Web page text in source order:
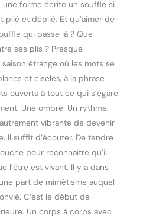
une forme écrite un souffle si
plié et déplié. Et qu’aimer de
qui passe là ? Que
ses plis ? Presque
saison étrange où les mots se
et ciselés, à la phrase
ouverts à tout ce qui s’égare.
Une ombre. Un rythme.
vibrante de devenir
Il suffit d’écouter. De tendre
pour reconnaître qu’il
l’être est vivant. Il y a dans
part de mimétisme auquel
C’est le début de
Un corps à corps avec